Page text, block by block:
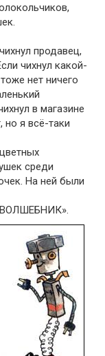
продавец,
чихнул какой-
нет ничего
в магазине
но я всё-таки
среди
На ней были